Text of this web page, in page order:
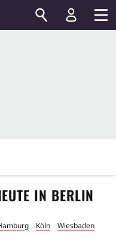
IN BERLIN
Köln
Wiesbaden